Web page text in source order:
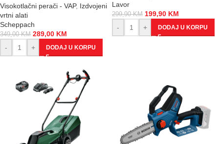
Visokotlačni perači - VAP, Izdvojeni
vrtni alati
Scheppach
349,00KM 289,00 KM
-
+ DODAJ U KORPU
Lavor
299,90KM 199,90 KM
-
+ DODAJ U KORPU